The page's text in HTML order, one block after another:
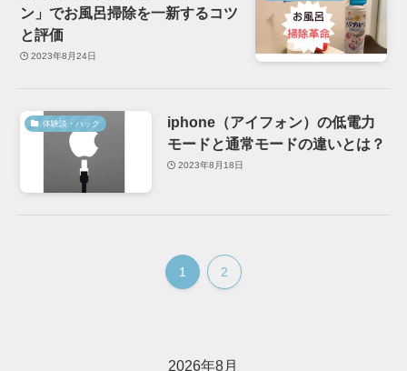
ン」でお風呂掃除を一新するコツ
と評価
2023年8月24日
体験談・ハック
iphone（アイフォン）の低電力
モードと通常モードの違いとは？
2023年8月18日
1 2
2026年8月